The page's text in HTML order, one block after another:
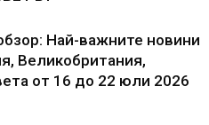
Най-важните новини
Великобритания,
от 16 до 22 юли 2026